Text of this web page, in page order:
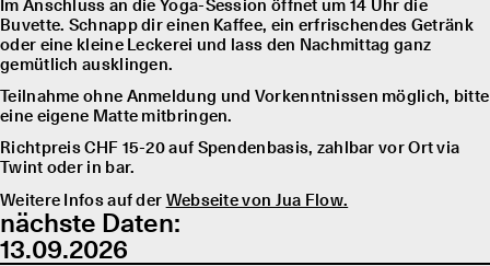
Im Anschluss an die Yoga-Session öffnet um 14 Uhr die
Buvette. Schnapp dir einen Kaffee, ein erfrischendes Getränk
oder eine kleine Leckerei und lass den Nachmittag ganz
gemütlich ausklingen.
Teilnahme ohne Anmeldung und Vorkenntnissen möglich, bitte
eine eigene Matte mitbringen.
Richtpreis CHF 15-20 auf Spendenbasis, zahlbar vor Ort via
Twint oder in bar.
Weitere Infos auf der Webseite von Jua Flow.
nächste Daten:
13.09.2026